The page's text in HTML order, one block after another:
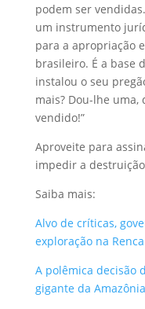
podem ser
um instrumento
para a apropriação
brasileiro. É a base
instalou o seu
mais? Dou-lhe
vendido!”
Aproveite para
impedir a
Saiba mais:
Alvo de críticas,
exploração na Renca
A polêmica decisão
gigante da